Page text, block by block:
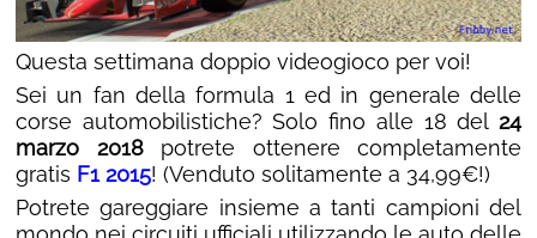
Questa settimana doppio videogioco per voi!
Sei un fan della formula 1 ed in generale delle
corse automobilistiche? Solo fino alle 18 del 24
marzo 2018potrete ottenere completamente
gratis F1 2015! (Venduto solitamente a 34,99€!)
Potrete gareggiare insieme a tanti campioni del